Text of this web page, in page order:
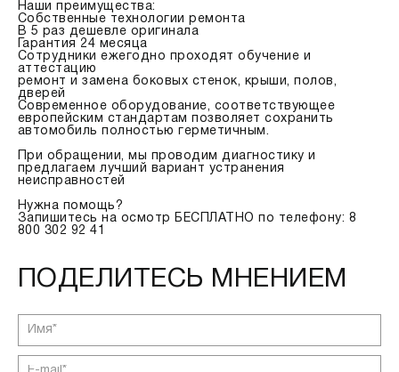
Наши преимущества:
Собственные технологии ремонта
В 5 раз дешевле оригинала
Гарантия 24 месяца
Сотрудники ежегодно проходят обучение и
аттестацию
ремонт и замена боковых стенок, крыши, полов,
дверей
Современное оборудование, соответствующее
европейским стандартам позволяет сохранить
автомобиль полностью герметичным.
При обращении, мы проводим диагностику и
предлагаем лучший вариант устранения
неисправностей
Нужна помощь?
Запишитесь на осмотр БЕСПЛАТНО по телефону: 8
800 302 92 41
ПОДЕЛИТЕСЬ МНЕНИЕМ